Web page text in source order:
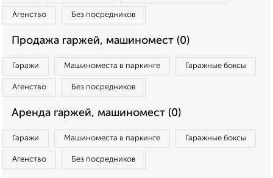
Агенство Без посредников
Продажа гаржей, машиномест (0)
Гаражи Машиноместа в паркинге Гаражные боксы
Агенство Без посредников
Аренда гаржей, машиномест (0)
Гаражи Машиноместа в паркинге Гаражные боксы
Агенство Без посредников